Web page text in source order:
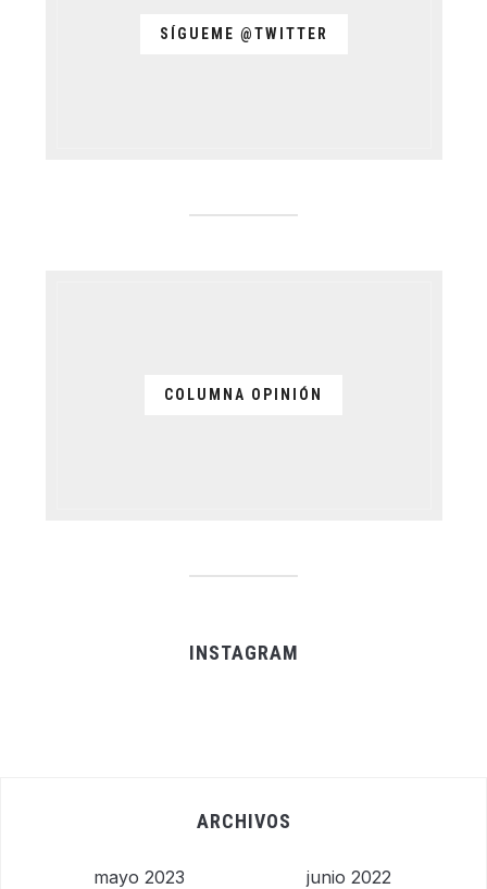
SÍGUEME @TWITTER
COLUMNA OPINIÓN
INSTAGRAM
ARCHIVOS
mayo 2023
junio 2022